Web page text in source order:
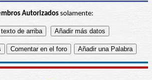
Autorizadossolamente: